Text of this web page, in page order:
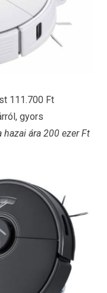
111.700 Ft
gyors
hazai ára 200 ezer Ft